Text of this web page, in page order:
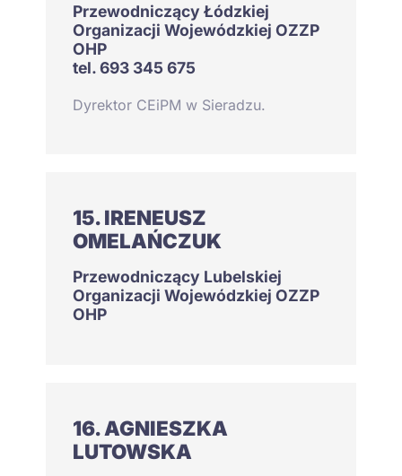
Przewodniczący Łódzkiej
Organizacji Wojewódzkiej OZZP
OHP
tel. 693 345 675
Dyrektor CEiPM w Sieradzu.
15. IRENEUSZ
OMELAŃCZUK
Przewodniczący Lubelskiej
Organizacji Wojewódzkiej OZZP
OHP
16. AGNIESZKA
LUTOWSKA